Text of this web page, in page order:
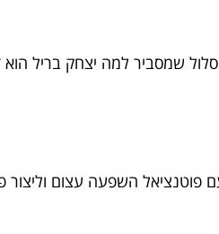
שמסביר למה יצחק בריל
השפעה עצום וליצור